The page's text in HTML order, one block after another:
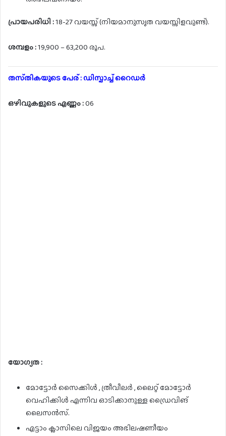
പ്രായപരിധി :18-27 വയസ്സ് (നിയമാനുസൃത വയസ്സിളവുണ്ട്).
ശമ്പളം :19,900 – 63,200 രൂപ.
തസ്‌തികയുടെ പേര് : ഡിസ്പാച്ച് റൈഡർ
ഒഴിവുകളുടെ എണ്ണം :06
യോഗ്യത :
മോട്ടോർ സൈക്കിൾ , ത്രീവീലർ , ലൈറ്റ് മോട്ടോർ
വെഹിക്കിൾ എന്നിവ ഓടിക്കാനുള്ള ഡ്രൈവിങ്
ലൈസൻസ്.
എട്ടാം ക്ലാസിലെ വിജയം അഭിലഷണീയം